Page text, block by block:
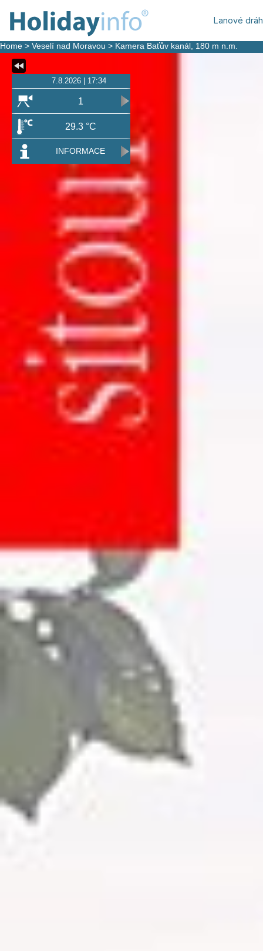
7.8.2026 | 17:34
1
29.3 °C
INFORMACE
Lanové
Home > Veselí nad Moravou > Kamera Baťův kanál , 180 m n.m.